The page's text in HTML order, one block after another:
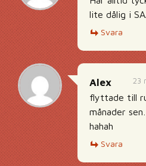
lite dålig i
Svara
23
Alex
flyttade till
månader
hahah
Svara